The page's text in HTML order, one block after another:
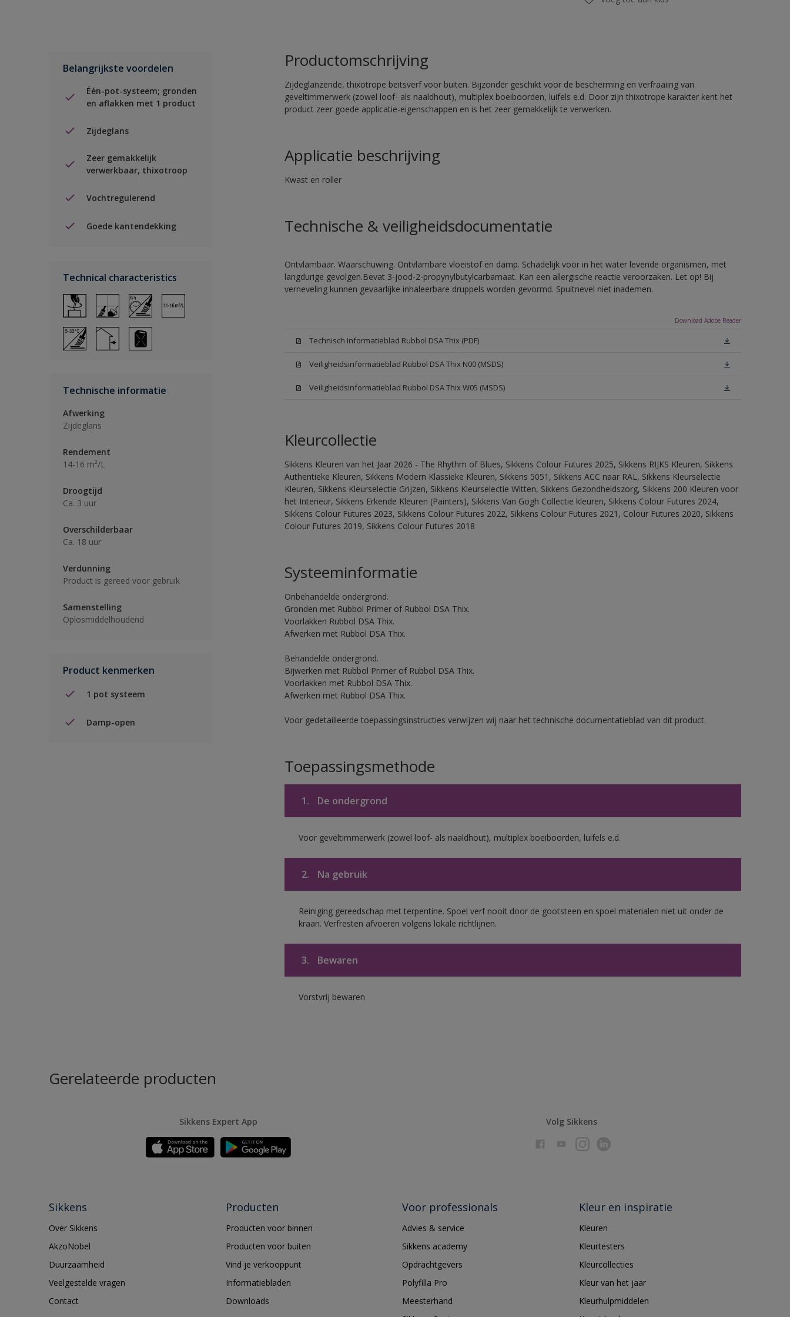
Belangrijkste voordelen
Één-pot-systeem; gronden
en aflakken met 1 product
Zijdeglans
Zeer gemakkelijk
verwerkbaar, thixotroop
Vochtregulerend
Goede kantendekking
Technical characteristics
Technische informatie
Afwerking
Zijdeglans
Rendement
14-16 m²/L
Droogtijd
Ca. 3 uur
Overschilderbaar
Ca. 18 uur
Verdunning
Product is gereed voor gebruik
Samenstelling
Oplosmiddelhoudend
Product kenmerken
1 pot systeem
Damp-open
Productomschrijving
Zijdeglanzende, thixotrope beitsverf voor buiten. Bijzonder geschikt voor de bescherming en verfraaiing van
geveltimmerwerk (zowel loof- als naaldhout), multiplex boeiboorden, luifels e.d. Door zijn thixotrope karakter kent het
product zeer goede applicatie-eigenschappen en is het zeer gemakkelijk te verwerken.
Applicatie beschrijving
Kwast en roller
Technische & veiligheidsdocumentatie
Ontvlambaar. Waarschuwing. Ontvlambare vloeistof en damp. Schadelijk voor in het water levende organismen, met
langdurige gevolgen.Bevat 3-jood-2-propynylbutylcarbamaat. Kan een allergische reactie veroorzaken. Let op! Bij
verneveling kunnen gevaarlijke inhaleerbare druppels worden gevormd. Spuitnevel niet inademen.
Download Adobe Reader
Technisch Informatieblad Rubbol DSA Thix (PDF)
Veiligheidsinformatieblad Rubbol DSA Thix N00 (MSDS)
Veiligheidsinformatieblad Rubbol DSA Thix W05 (MSDS)
Kleurcollectie
Sikkens Kleuren van het Jaar 2026 - The Rhythm of Blues, Sikkens Colour Futures 2025, Sikkens RIJKS Kleuren, Sikkens
Authentieke Kleuren, Sikkens Modern Klassieke Kleuren, Sikkens 5051, Sikkens ACC naar RAL, Sikkens Kleurselectie
Kleuren, Sikkens Kleurselectie Grijzen, Sikkens Kleurselectie Witten, Sikkens Gezondheidszorg, Sikkens 200 Kleuren voor
het Interieur, Sikkens Erkende Kleuren (Painters), Sikkens Van Gogh Collectie kleuren, Sikkens Colour Futures 2024,
Sikkens Colour Futures 2023, Sikkens Colour Futures 2022, Sikkens Colour Futures 2021, Colour Futures 2020, Sikkens
Colour Futures 2019, Sikkens Colour Futures 2018
Systeeminformatie
Onbehandelde ondergrond.
Gronden met Rubbol Primer of Rubbol DSA Thix.
Voorlakken Rubbol DSA Thix.
Afwerken met Rubbol DSA Thix.
Behandelde ondergrond.
Bijwerken met Rubbol Primer of Rubbol DSA Thix.
Voorlakken met Rubbol DSA Thix.
Afwerken met Rubbol DSA Thix.
Voor gedetailleerde toepassingsinstructies verwijzen wij naar het technische documentatieblad van dit product.
Toepassingsmethode
1. De ondergrond
Voor geveltimmerwerk (zowel loof- als naaldhout), multiplex boeiboorden, luifels e.d.
2. Na gebruik
Reiniging gereedschap met terpentine. Spoel verf nooit door de gootsteen en spoel materialen niet uit onder de
kraan. Verfresten afvoeren volgens lokale richtlijnen.
3. Bewaren
Vorstvrij bewaren
Gerelateerde producten
Sikkens Expert App Volg Sikkens
Sikkens
Over Sikkens
AkzoNobel
Duurzaamheid
Veelgestelde vragen
Contact
Producten
Producten voor binnen
Producten voor buiten
Vind je verkooppunt
Informatiebladen
Downloads
Voor professionals
Advies & service
Sikkens academy
Opdrachtgevers
Polyfilla Pro
Meesterhand
Kleur en inspiratie
Kleuren
Kleurtesters
Kleurcollecties
Kleur van het jaar
Kleurhulpmiddelen